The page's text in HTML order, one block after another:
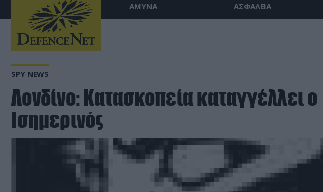
ΑΜΥΝΑ ΑΣΦΑΛΕΙΑ
SPY NEWS
Λονδίνο: Κατασκοπεία καταγγέλλει ο
Ισημερινός